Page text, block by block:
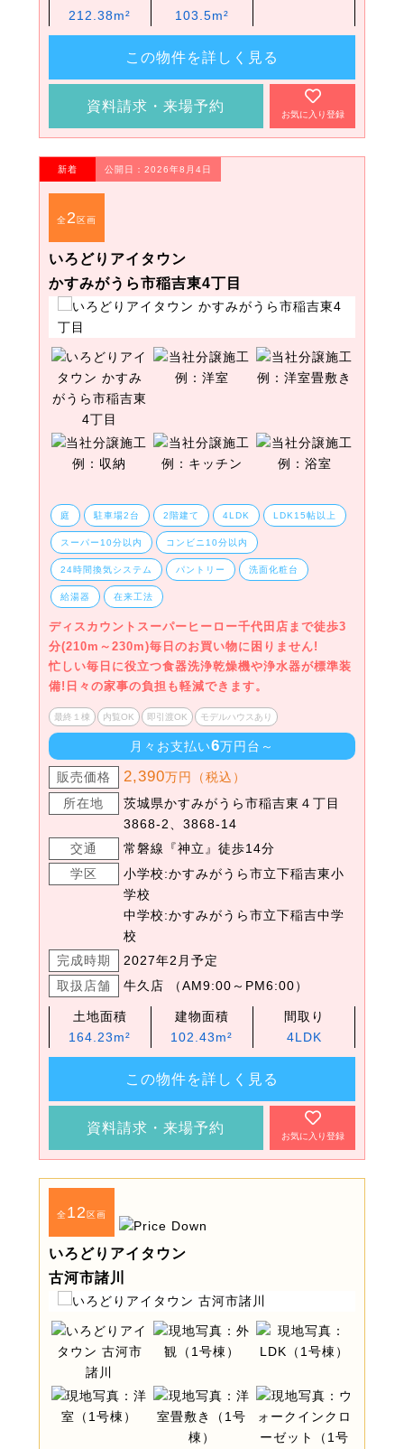
212.38m²
103.5m²
この物件を詳しく見る
資料請求・来場予約
お気に入り登録
新着 公開日：2026年8月4日
全2 区画
いろどりアイタウン
かすみがうら市稲吉東4丁目
庭 駐車場2台 2階建て 4LDK LDK15帖以上
スーパー10分以内 コンビニ10分以内
24時間換気システム パントリー 洗面化粧台
給湯器 在来工法
ディスカウントスーパーヒーロー千代田店まで徒歩3
分(210m～230m)毎日のお買い物に困りません!
忙しい毎日に役立つ食器洗浄乾燥機や浄水器が標準装
備!日々の家事の負担も軽減できます。
最終１棟 内覧OK 即引渡OK モデルハウスあり
月々お支払い6万円台～
販売価格 2,390万円（税込）
所在地
茨城県かすみがうら市稲吉東４丁目
3868-2、3868-14
交通
常磐線『神立』徒歩14分
学区
小学校:かすみがうら市立下稲吉東小
学校
中学校:かすみがうら市立下稲吉中学
校
完成時期
2027年2月予定
取扱店舗
牛久店 （AM9:00～PM6:00）
土地面積
164.23m²
建物面積
102.43m²
間取り
4LDK
この物件を詳しく見る
資料請求・来場予約
お気に入り登録
全12 区画
いろどりアイタウン
古河市諸川